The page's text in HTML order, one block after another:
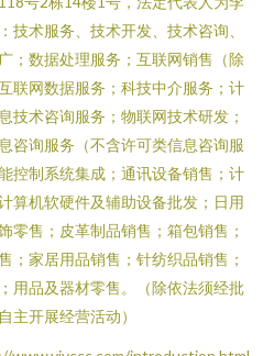
技术服务、技术开发、技术咨询、
；数据处理服务；互联网销售（除
联网数据服务；科技中介服务；计
技术咨询服务；物联网技术研发；
咨询服务（不含许可类信息咨询服
控制系统集成；通讯设备销售；计
算机软硬件及辅助设备批发；日用
零售；皮革制品销售；箱包销售；
；家居用品销售；针纺织品销售；
用品及器材零售。（除依法须经批
主开展经营活动）